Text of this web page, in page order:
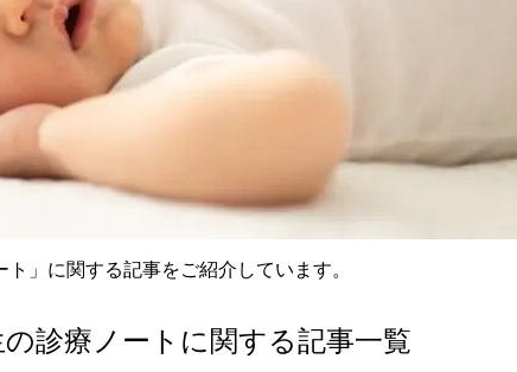
」に関する記事をご紹介しています。
診療ノートに関する記事一覧